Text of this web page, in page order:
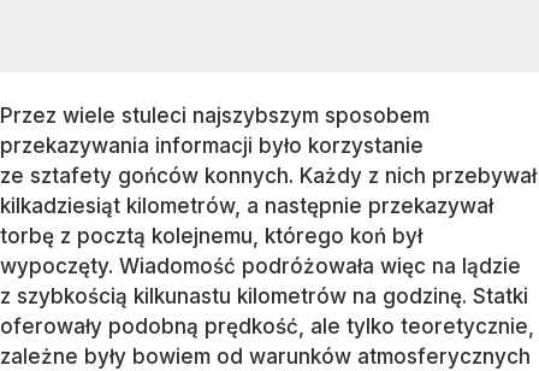
Przez wiele stuleci najszybszym sposobem
przekazywania informacji było korzystanie
ze sztafety gońców konnych. Każdy z nich przebywał
kilkadziesiąt kilometrów, a następnie przekazywał
torbę z pocztą kolejnemu, którego koń był
wypoczęty. Wiadomość podróżowała więc na lądzie
z szybkością kilkunastu kilometrów na godzinę. Statki
oferowały podobną prędkość, ale tylko teoretycznie,
zależne były bowiem od warunków atmosferycznych